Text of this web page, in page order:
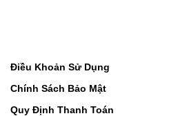
Điều Khoản Sử Dụng
Chính Sách Bảo Mật
Quy Định Thanh Toán